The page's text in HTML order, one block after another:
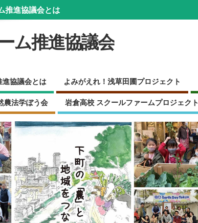
推進協議会とは
ム推進協議会
協議会とは よみがえれ！浅草田圃プロジェクト
農法学ぼう会 岩倉高校 スクールファームプロジェクト